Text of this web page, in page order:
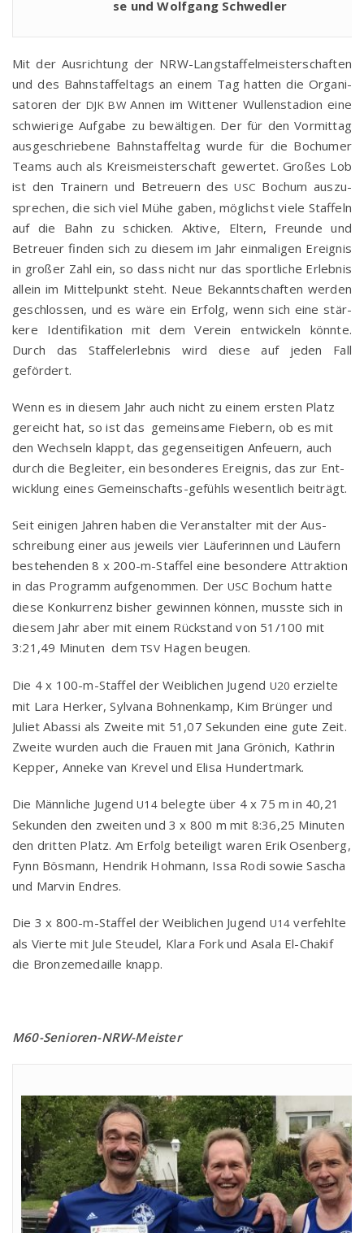
se und Wolf­gang Schwedler
Mit der Aus­rich­tung der NRW-Lang­staf­fel­meis­ter­schaf­ten
und des Bahn­staf­fel­tags an einem Tag hat­ten die Orga­ni­
sa­to­ren derDJK BWAnnen im Wit­te­ner Wul­len­sta­di­on eine
schwie­ri­ge Auf­ga­be zu bewäl­ti­gen. Der für den Vor­mit­tag
aus­ge­schrie­be­ne Bahn­staf­fel­tag wur­de für die Bochu­mer
Teams auch als Kreis­meis­ter­schaft gewer­tet. Gro­ßes Lob
ist den Trai­nern und Betreu­ern desUSC Bochum aus­zu­
spre­chen, die sich viel Mühe gaben, mög­lichst vie­le Staf­feln
auf die Bahn zu schi­cken. Akti­ve, Eltern, Freun­de und
Betreu­er fin­den sich zu die­sem im Jahr ein­ma­li­gen Ereig­nis
in gro­ßer Zahl ein, so dass nicht nur das sport­li­che Erleb­nis
allein im Mit­tel­punkt steht. Neue Bekannt­schaf­ten wer­den
geschlos­sen, und es wäre ein Erfolg, wenn sich eine stär­
ke­re Iden­ti­fi­ka­ti­on mit dem Ver­ein ent­wi­ckeln könn­te.
Durch das Staf­fel­er­leb­nis wird die­se auf jeden Fall
gefördert.
Wenn es in die­sem Jahr auch nicht zu einem ers­ten Platz
gereicht hat, so ist das gemein­sa­me Fie­bern, ob es mit
den Wech­seln klappt, das gegen­sei­ti­gen Anfeu­ern, auch
durch die Beglei­ter, ein beson­de­res Ereig­nis, das zur Ent­
wick­lung eines Gemein­schafts-gefühls wesent­lich beiträgt.
Seit eini­gen Jah­ren haben die Ver­an­stal­ter mit der Aus­
schrei­bung einer aus jeweils vier Läu­fe­rin­nen und Läu­fern
bestehen­den 8 x 200-m-Staf­fel eine beson­de­re Attrak­ti­on
in das Pro­gramm auf­ge­nom­men. Der USC Bochum hat­te
die­se Kon­kur­renz bis­her gewin­nen kön­nen, muss­te sich in
die­sem Jahr aber mit einem Rück­stand von 51/100 mit
3:21,49 Minu­ten demTSVHagen beugen.
Die 4 x 100-m-Staf­fel der Weib­li­chen Jugend U20 erziel­te
mit Lara Her­ker, Syl­va­na Boh­nen­kamp, Kim Brün­ger und
Juliet Abas­si als Zwei­te mit 51,07 Sekun­den eine gute Zeit.
Zwei­te wur­den auch die Frau­en mit Jana Grö­nich, Kath­rin
Kep­per, Anne­ke van Kre­vel und Eli­sa Hundertmark.
Die Männ­li­che JugendU14beleg­te über 4 x 75 m in 40,21
Sekun­den den zwei­ten und 3 x 800 m mit 8:36,25 Minu­ten
den drit­ten Platz. Am Erfolg betei­ligt waren Erik Osen­berg,
Fynn Bös­mann, Hen­drik Hoh­mann, Issa Rodi sowie Sascha
und Mar­vin Endres.
Die 3 x 800-m-Staf­fel der Weib­li­chen Jugend U14 ver­fehl­te
als Vier­te mit Jule Steu­del, Kla­ra Fork und Asa­la El-Cha­kif
die Bron­ze­me­dail­le knapp.
M60-Senio­ren-NRW-Meis­ter